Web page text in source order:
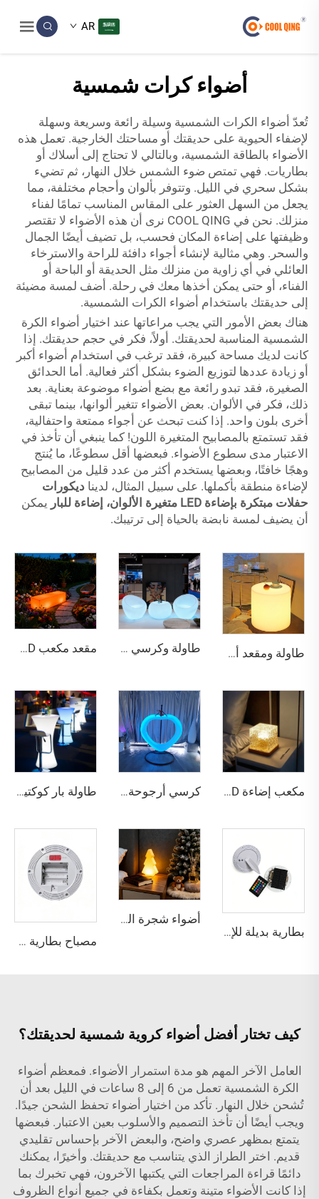
AR
أضواء كرات شمسية
تُعدّ أضواء الكرات الشمسية وسيلة رائعة وسريعة وسهلة
لإضفاء الحيوية على حديقتك أو مساحتك الخارجية. تعمل هذه
الأضواء بالطاقة الشمسية، وبالتالي لا تحتاج إلى أسلاك أو
بطاريات. فهي تمتص ضوء الشمس خلال النهار، ثم تضيء
بشكل سحري في الليل. وتتوفر بألوان وأحجام مختلفة، مما
يجعل من السهل العثور على المقاس المناسب تمامًا لفناء
منزلك. نحن في COOL QING نرى أن هذه الأضواء لا تقتصر
وظيفتها على إضاءة المكان فحسب، بل تضيف أيضًا الجمال
والسحر. وهي مثالية لإنشاء أجواء دافئة للراحة والاسترخاء
العائلي في أي زاوية من منزلك مثل الحديقة أو الباحة أو
الفناء، أو حتى يمكن أخذها معك في رحلة. أضف لمسة مضيئة
إلى حديقتك باستخدام أضواء الكرات الشمسية.
هناك بعض الأمور التي يجب مراعاتها عند اختيار أضواء الكرة
الشمسية المناسبة لحديقتك. أولاً، فكر في حجم حديقتك. إذا
كانت لديك مساحة كبيرة، فقد ترغب في استخدام أضواء أكبر
أو زيادة عددها لتوزيع الضوء بشكل أكثر فعالية. أما الحدائق
الصغيرة، فقد تبدو رائعة مع بضع أضواء موضوعة بعناية. بعد
ذلك، فكر في الألوان. بعض الأضواء تتغير ألوانها، بينما تبقى
أخرى بلون واحد. إذا كنت تبحث عن أجواء ممتعة واحتفالية،
فقد تستمتع بالمصابيح المتغيرة اللون! كما ينبغي أن تأخذ في
الاعتبار مدى سطوع الأضواء. فبعضها أقل سطوعًا، ما يُنتج
وهجًا خافتًا، وبعضها يستخدم أكثر من عدد قليل من المصابيح
لإضاءة منطقة بأكملها. على سبيل المثال، لدينا ديكورات
حفلات مبتكرة بإضاءة LED متغيرة الألوان، إضاءة للبار
يمكن
أن يضيف لمسة نابضة بالحياة إلى ترتيبك.
طاولة ومقعد أسطوانيان بـ 16 لونًا من مصابيح LED طاولة وكرسي بار من البلاستيك عالي الجودة من LED متعدد الألوان (RGB)، مناسبة للمناسبات والحفلات في الهواء الطلق، كرسي بار فاخر قابل للبيع السريع مقعد مكعب LED مع تحكم عن بعد، طاولة طويلة كرسي للخارجيات، أثاث بار، كرسي بلاستيكي مقاوم للماء، يحتوي على خاصية تغيير اللون
مكعب إضاءة LED ديناميكي بتأثير اموج الماء - لمبة محيطة كريستالية RGB مع جهاز تحكم عن بعد كرسي أرجوحة متوهجة بـ LED للبالغين والأطفال، أرجوحة خارجية متعددة الألوان RGB مع 16 لونًا وتغير الألوان عن بعد IP65 مقاوم للماء طاولة بار كوكتيل عالية بإضاءة ليد مبتكرة وتغير الألوان إلى 16 لونًا
بطارية بديلة للإضاءة الشمسية LED مع لمبة IP54 وفتيلة للحديقة الخارجية
أضواء شجرة الكريسماس القابلة لإعادة الشحن IP65، إضاءة ليلية LED صديقة للبيئة مع تحكم عن بعد
مصباح بطارية LED RGB عن بعد بالأشعة تحت الحمراء، يعمل بـ 5 بطاريات AA أو بالتشغيل الكهربائي، بنظام مزدوج للتغير بالألوان
كيف تختار أفضل أضواء كروية شمسية لحديقتك؟
العامل الآخر المهم هو مدة استمرار الأضواء. فمعظم أضواء
الكرة الشمسية تعمل من 6 إلى 8 ساعات في الليل بعد أن
تُشحن خلال النهار. تأكد من اختيار أضواء تحفظ الشحن جيدًا.
ويجب أيضًا أن تأخذ التصميم والأسلوب بعين الاعتبار. فبعضها
يتمتع بمظهر عصري واضح، والبعض الآخر بإحساس تقليدي
قديم. اختر الطراز الذي يتناسب مع حديقتك. وأخيرًا، يمكنك
دائمًا قراءة المراجعات التي يكتبها الآخرون، فهي تخبرك بما
إذا كانت الأضواء متينة وتعمل بكفاءة في جميع أنواع الظروف